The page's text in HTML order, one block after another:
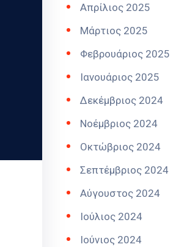
Απρίλιος 2025
Μάρτιος 2025
Φεβρουάριος 2025
Ιανουάριος 2025
Δεκέμβριος 2024
Νοέμβριος 2024
Οκτώβριος 2024
Σεπτέμβριος 2024
Αύγουστος 2024
Ιούλιος 2024
Ιούνιος 2024